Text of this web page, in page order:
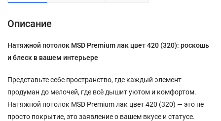
Описание
Натяжной потолок MSD Premium лак цвет 420 (320): роскошь
и блеск в вашем интерьере
Представьте себе пространство, где каждый элемент
продуман до мелочей, где всё дышит уютом и комфортом.
Натяжной потолок MSD Premium лак цвет 420 (320) — это не
просто покрытие, это заявление о вашем вкусе и статусе.